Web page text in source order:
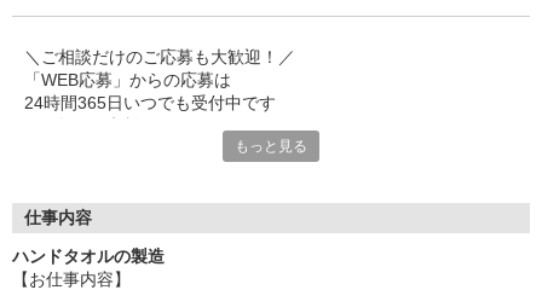
＼ご相談だけのご応募も大歓迎！／
「WEB応募」からの応募は
24時間365日いつでも受付中です
もっと見る
仕事内容
ハンドタオルの製造
【お仕事内容】